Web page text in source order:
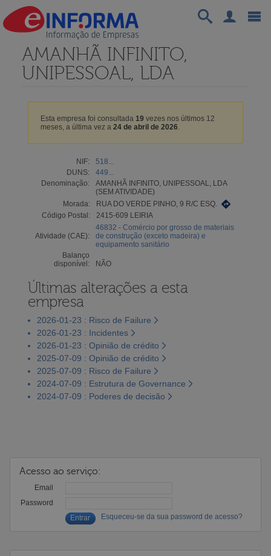
AMANHÃ INFINITO,
UNIPESSOAL, LDA
Esta empresa foi consultada 19 vezes nos últimos 12
meses, a última vez a 24 de abril de 2026.
NIF:
518...
DUNS:
449...
Denominação:
AMANHÃ INFINITO, UNIPESSOAL, LDA
(SEM ATIVIDADE)
Morada:
RUA DO VERDE PINHO, 9 R/C ESQ.
Código Postal:
2415-609 LEIRIA
Atividade (CAE):
46832 - Comércio por grosso de materiais
de construção (exceto madeira) e
equipamento sanitário
Balanço
disponível:
NÃO
Últimas alterações a esta
empresa
2026-01-23 : Risco de Failure
2026-01-23 : Incidentes
2026-01-23 : Opinião de crédito
2025-07-09 : Opinião de crédito
2025-07-09 : Risco de Failure
2024-07-09 : Estrutura de Governance
2024-07-09 : Poderes de decisão
Acesso ao serviço:
Email
Password
Esqueceu-se da sua password de acesso?